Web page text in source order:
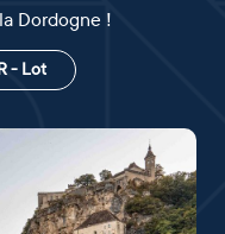
Dordogne !
- Lot